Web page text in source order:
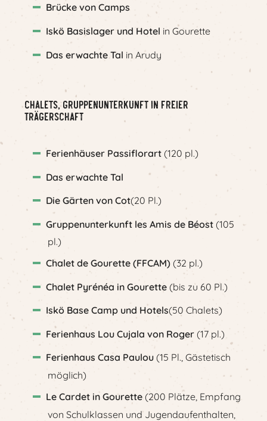
Brücke von Camps
Iskö Basislager und Hotel in Gourette
Das erwachte Tal in Arudy
Chalets, Gruppenunterkunft in freier
Trägerschaft
Ferienhäuser Passiflorart(120 pl.)
Das erwachte Tal
Die Gärten von Cot(20 Pl.)
Gruppenunterkunft les Amis de Béost(105
pl.)
Chalet de Gourette (FFCAM)(32 pl.)
Chalet Pyrénéa in Gourette(bis zu 60 Pl.)
Iskö Base Camp und Hotels(50 Chalets)
Ferienhaus Lou Cujala von Roger(17 pl.)
Ferienhaus Casa Paulou(15 Pl., Gästetisch
möglich)
Le Cardet in Gourette(200 Plätze, Empfang
von Schulklassen und Jugendaufenthalten,